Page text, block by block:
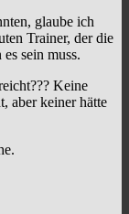
glaube ich
Trainer, der die
sein muss.
Keine
aber keiner hätte